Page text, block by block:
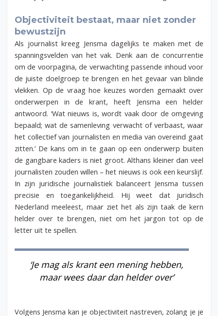
Objectiviteit bestaat, maar niet zonder
bewustzijn
Als journalist kreeg Jensma dagelijks te maken met de
spanningsvelden van het vak. Denk aan de concurrentie
om de voorpagina, de verwachting passende inhoud voor
de juiste doelgroep te brengen en het gevaar van blinde
vlekken. Op de vraag hoe keuzes worden gemaakt over
onderwerpen in de krant, heeft Jensma een helder
antwoord. ‘Wat nieuws is, wordt vaak door de omgeving
bepaald; wat de samenleving verwacht of verbaast, waar
het collectief van journalisten en media van overeind gaat
zitten.’ De kans om in te gaan op een onderwerp buiten
de gangbare kaders is niet groot. Althans kleiner dan veel
journalisten zouden willen – het nieuws is ook een keurslijf.
In zijn juridische journalistiek balanceert Jensma tussen
precisie en toegankelijkheid. Hij weet dat juridisch
Nederland meeleest, maar ziet het als zijn taak de kern
helder over te brengen, niet om het jargon tot op de
letter uit te spellen.
‘Je mag als krant een mening hebben,
maar wees daar dan helder over’
Volgens Jensma kan je objectiviteit nastreven, zolang je je